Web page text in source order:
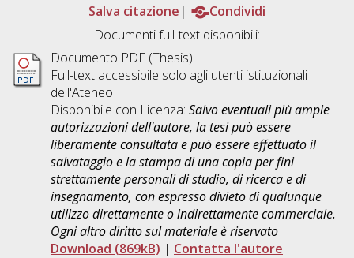
Salva citazione
Condividi
Documenti full-text disponibili:
Documento PDF (Thesis)
Full-text accessibile solo agli utenti istituzionali
dell'Ateneo
Disponibile con Licenza: Salvo eventuali più ampie
autorizzazioni dell'autore, la tesi può essere
liberamente consultata e può essere effettuato il
salvataggio e la stampa di una copia per fini
strettamente personali di studio, di ricerca e di
insegnamento, con espresso divieto di qualunque
utilizzo direttamente o indirettamente commerciale.
Ogni altro diritto sul materiale è riservato
Download (869kB) | Contatta l'autore